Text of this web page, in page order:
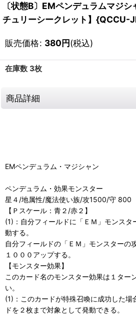
〔状態B〕EMペンデュラムマジ
チュリーシークレット】{QCCU-
販売価格: 380円(税込)
在庫数 3枚
商品詳細
EMペンデュラム・マジシャン
ペンデュラム・効果モンスター
星４/地属性/魔法使い族/攻1500/守 800
【Ｐスケール：青２/赤２】
(1)：自分フィールドに「ＥＭ」モンスタ
動する。
自分フィールドの「ＥＭ」モンスターの
１０００アップする。
【モンスター効果】
このカード名のモンスター効果は１ター
い。
(1)：このカードが特殊召喚に成功した場
ドを２枚まで対象として発動できる。